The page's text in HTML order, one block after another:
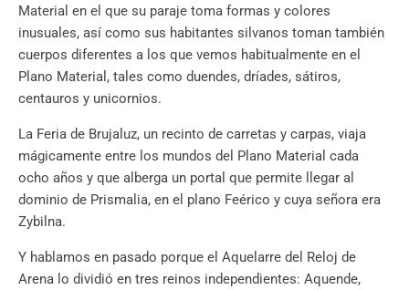
Material en el que su paraje toma formas y colores
inusuales, así como sus habitantes silvanos toman también
cuerpos diferentes a los que vemos habitualmente en el
Plano Material, tales como duendes, dríades, sátiros,
centauros y unicornios.
La Feria de Brujaluz, un recinto de carretas y carpas, viaja
mágicamente entre los mundos del Plano Material cada
ocho años y que alberga un portal que permite llegar al
dominio de Prismalia, en el plano Feérico y cuya señora era
Zybilna.
Y hablamos en pasado porque el Aquelarre del Reloj de
Arena lo dividió en tres reinos independientes: Aquende,